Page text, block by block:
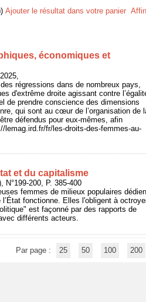
Ajouter le résultat dans votre panier
économiques et
régressions dans de nombreux pays,
d'extrême droite agissant contre
de prendre conscience des dimensions
qui sont au cœur de l’organisation de
défendus pour eux-mêmes, afin
lemag.ird.fr/fr/les-droits-des-femmes-au-
et du capitalisme
200, P. 385-400
femmes de milieux populaires
fonctionne. Elles l'obligent à
est façonné par des rapports de
différents acteurs.
Par page : 25 50 100 200